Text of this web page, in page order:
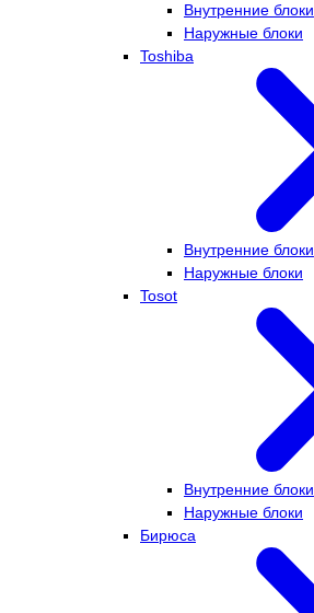
Внутренние блоки
Наружные блоки
Toshiba
Внутренние блоки
Наружные блоки
Tosot
Внутренние блоки
Наружные блоки
Бирюса